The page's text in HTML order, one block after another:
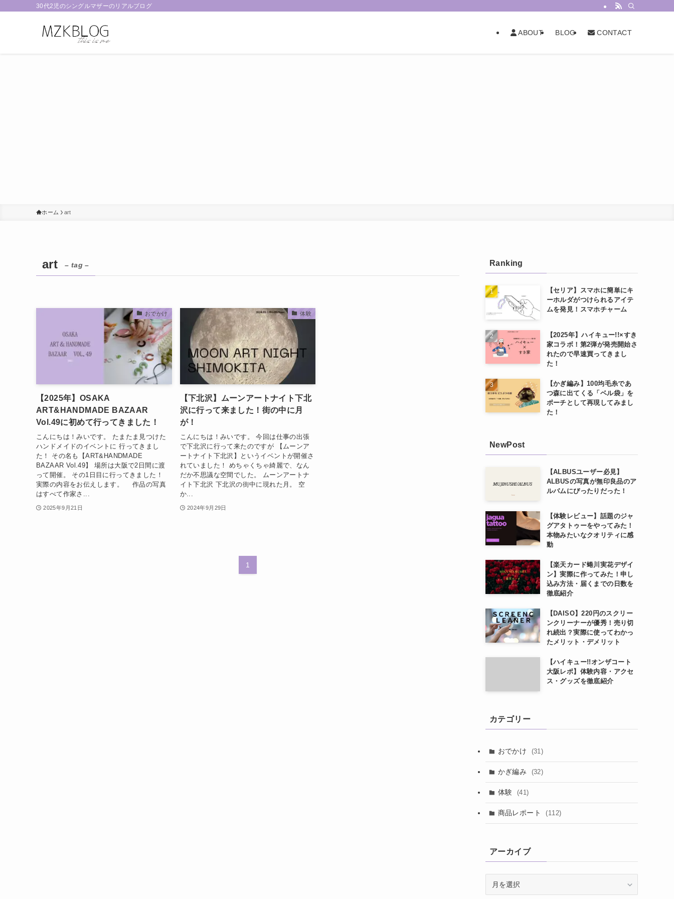
30代2児のシングルマザーのリアルブログ
ABOUT BLOG CONTACT
ホーム art
art – tag –
おでかけ
【2025年】OSAKA
ART&HANDMADE BAZAAR
Vol.49に初めて行ってきました！
こんにちは！みいです。 たまたま見つけた
ハンドメイドのイベントに 行ってきまし
た！ その名も【ART&HANDMADE
BAZAAR Vol.49】 場所は大阪で2日間に渡
って開催。 その1日目に行ってきました！
実際の内容をお伝えします。 作品の写真
はすべて作家さ...
2025年9月21日
体験
【下北沢】ムーンアートナイト下北
沢に行って来ました！街の中に月
が！
こんにちは！みいです。 今回は仕事の出張
で下北沢に行って来たのですが 【ムーンア
ートナイト下北沢】というイベントが開催さ
れていました！ めちゃくちゃ綺麗で、なん
だか不思議な空間でした。 ムーンアートナ
イト下北沢 下北沢の街中に現れた月。 空
か...
2024年9月29日
1
Ranking
【セリア】スマホに簡単にキ
ーホルダがつけられるアイテ
ムを発見！スマホチャーム
【2025年】ハイキュー!!×すき
家コラボ！第2弾が発売開始さ
れたので早速買ってきまし
た！
【かぎ編み】100均毛糸であ
つ森に出てくる「ベル袋」を
ポーチとして再現してみまし
た！
NewPost
【ALBUSユーザー必見】
ALBUSの写真が無印良品のア
ルバムにぴったりだった！
【体験レビュー】話題のジャ
グアタトゥーをやってみた！
本物みたいなクオリティに感
動
【楽天カード蜷川実花デザイ
ン】実際に作ってみた！申し
込み方法・届くまでの日数を
徹底紹介
【DAISO】220円のスクリー
ンクリーナーが優秀！売り切
れ続出？実際に使ってわかっ
たメリット・デメリット
【ハイキュー!!オンザコート
大阪レポ】体験内容・アクセ
ス・グッズを徹底紹介
カテゴリー
おでかけ (31)
かぎ編み (32)
体験 (41)
商品レポート (112)
アーカイブ